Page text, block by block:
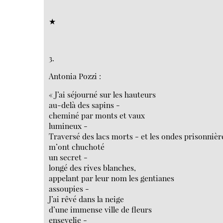
★
3.
Antonia Pozzi :
« J’ai séjourné sur les hauteurs
au-delà des sapins -
cheminé par monts et vaux
lumineux -
Traversé des lacs morts - et les ondes
m’ont chuchoté
un secret -
longé des rives blanches,
appelant par leur nom les gentianes
assoupies -
J’ai rêvé dans la neige
d’une immense ville de fleurs
ensevelie -